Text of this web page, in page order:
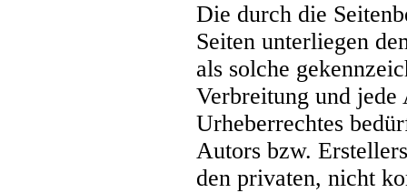
Die durch die
Seiten unterliegen
als solche
Verbreitung und jede
Urheberrechtes
Autors bzw.
den privaten, nicht